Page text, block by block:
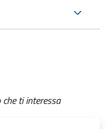
ti interessa